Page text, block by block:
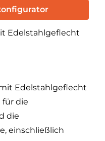
Edelstahlgeflecht
Edelstahlgeflecht
die
die
einschließlich